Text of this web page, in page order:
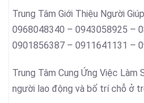
Trung Tâm Giới Thiệu Người
0968048340 – 0943058925 –
0901856387 – 0911641131 –
Trung Tâm Cung Ứng Việc Làm
người lao động và bố trí chỗ ở